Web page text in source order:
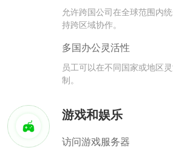
允许跨国公司在全球范围内
持跨区域协作。
多国办公灵活性
员工可以在不同国家或地区
制。
游戏和娱乐
访问游戏服务器